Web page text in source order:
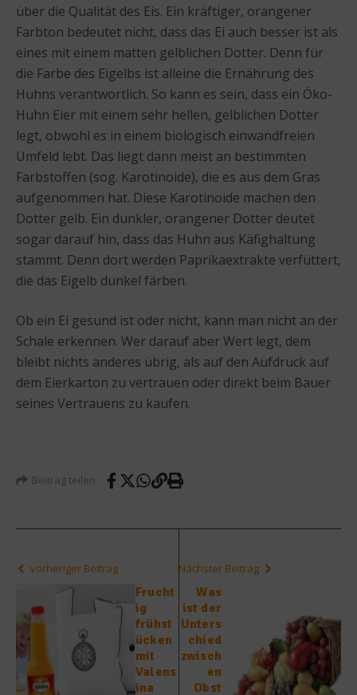
über die Qualität des Eis. Ein kräftiger, orangener
Farbton bedeutet nicht, dass das Ei auch besser ist als
eines mit einem matten gelblichen Dotter. Denn für
die Farbe des Eigelbs ist alleine die Ernährung des
Huhns verantwortlich. So kann es sein, dass ein Öko-
Huhn Eier mit einem sehr hellen, gelblichen Dotter
legt, obwohl es in einem biologisch einwandfreien
Umfeld lebt. Das liegt dann meist an bestimmten
Farbstoffen (sog. Karotinoide), die es aus dem Gras
aufgenommen hat. Diese Karotinoide machen den
Dotter gelb. Ein dunkler, orangener Dotter deutet
sogar darauf hin, dass das Huhn aus Käfighaltung
stammt. Denn dort werden Paprikaextrakte verfüttert,
die das Eigelb dunkel färben.
Ob ein Ei gesund ist oder nicht, kann man nicht an der
Schale erkennen. Wer darauf aber Wert legt, dem
bleibt nichts anderes übrig, als auf den Aufdruck auf
dem Eierkarton zu vertrauen oder direkt beim Bauer
seines Vertrauens zu kaufen.
Beitrag teilen
vorheriger Beitrag
Frucht
ig
frühst
ücken
mit
Valens
ina
Nächster Beitrag
Was
ist der
Unters
chied
zwisch
en
Obst